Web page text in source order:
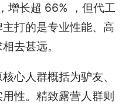
增长超 66% ，但代工
打的是专业性能、高
去甚远。
心人群概括为驴友、
性。精致露营人群则